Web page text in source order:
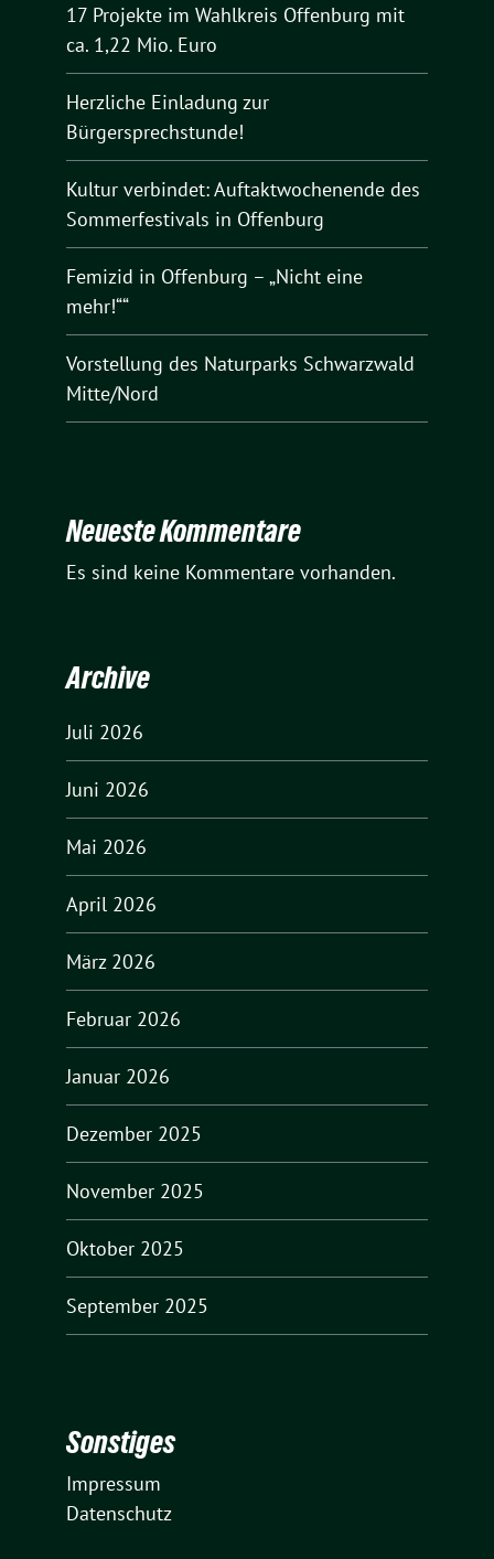
17 Projekte im Wahlkreis Offenburg mit
ca. 1,22 Mio. Euro
Herzliche Einladung zur
Bürgersprechstunde!
Kultur verbindet: Auftaktwochenende des
Sommerfestivals in Offenburg
Femizid in Offenburg – „Nicht eine
mehr!““
Vorstellung des Naturparks Schwarzwald
Mitte/Nord
Neueste Kommentare
Es sind keine Kommentare vorhanden.
Archive
Juli 2026
Juni 2026
Mai 2026
April 2026
März 2026
Februar 2026
Januar 2026
Dezember 2025
November 2025
Oktober 2025
September 2025
Sonstiges
Impressum
Datenschutz